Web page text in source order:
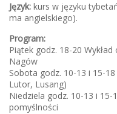
Język: kurs w języku
ma angielskiego).
Program:
Piątek godz. 18-20
Nagów
Sobota godz. 10-13 i 15-
Lutor, Lusang)
Niedziela godz. 10-13 i 15-
pomyślności